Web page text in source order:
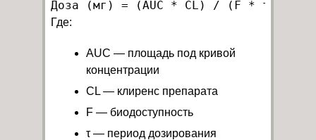
Где:
AUC — площадь под кривой
концентрации
CL — клиренс препарата
F — биодоступность
τ — период дозирования